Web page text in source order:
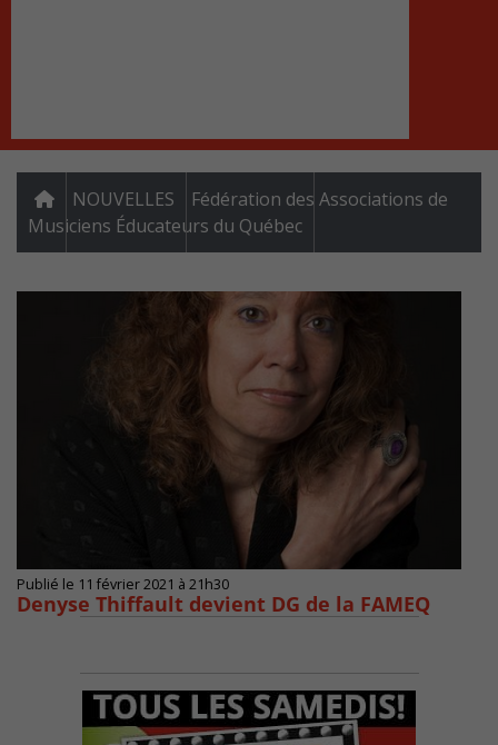
NOUVELLES
Fédération des Associations de
Musiciens Éducateurs du Québec
Publié le 11 février 2021 à 21h30
Denyse Thiffault devient DG de la FAMEQ